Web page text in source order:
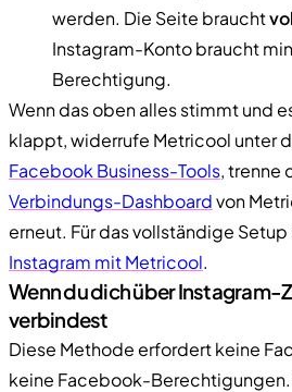
werden. Die Seite braucht
Instagram-Konto braucht
Berechtigung.
Wenn das oben alles stimmt und
klappt, widerrufe Metricool unter
Facebook Business-Tools, trenne
Verbindungs-Dashboardvon
erneut. Für das vollständige Setup
Instagram mit Metricool.
Wenn du dich über Instagram-
verbindest
Diese Methode erfordert keine
keine Facebook-Berechtigungen.